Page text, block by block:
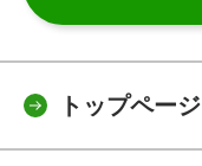
トップページ